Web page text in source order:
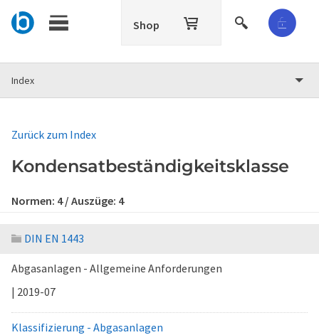
Shop
Index
Zurück zum Index
Kondensatbeständigkeitsklasse
Normen: 4/ Auszüge: 4
DIN EN 1443
Abgasanlagen - Allgemeine Anforderungen
| 2019-07
Klassifizierung - Abgasanlagen